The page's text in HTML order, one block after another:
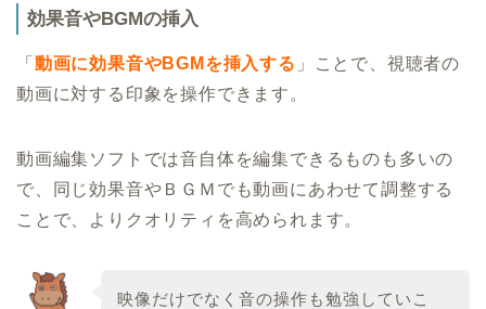
効果音やBGMの挿入
「 動画に効果音やBGMを挿入する 」ことで、視聴者の
動画に対する印象を操作できます。
動画編集ソフトでは音自体を編集できるものも多いの
で、同じ効果音やＢＧＭでも動画にあわせて調整する
ことで、よりクオリティを高められます。
映像だけでなく音の操作も勉強していこ